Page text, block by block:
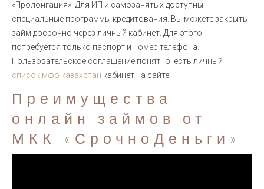
«Пролонгация». Для ИП и самозанятых доступны
специальные программы кредитования. Вы можете закрыть
займ досрочно через личный кабинет. Для этого
потребуется только паспорт и номер телефона.
Пользовательское соглашение понятно, есть личный
список мфо казахстан кабинет на сайте.
Преимущества
онлайн займов от
МКК «СрочноДеньги»